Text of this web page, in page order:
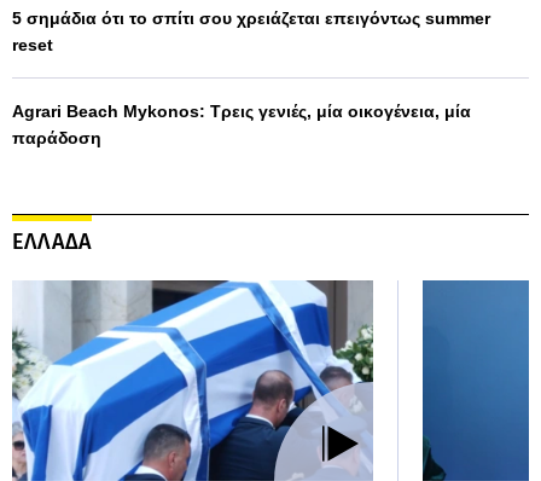
5 σημάδια ότι το σπίτι σου χρειάζεται επειγόντως summer
reset
Agrari Beach Mykonos: Τρεις γενιές, μία οικογένεια, μία
παράδοση
ΕΛΛΑΔΑ